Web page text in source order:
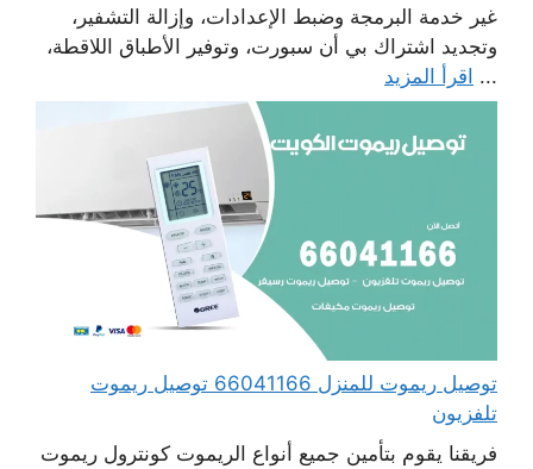
غير خدمة البرمجة وضبط الإعدادات، وإزالة التشفير،
وتجديد اشتراك بي أن سبورت، وتوفير الأطباق اللاقطة،
... اقرأ المزيد
توصيل ريموت للمنزل 66041166 توصيل ريموت
تلفزيون
فريقنا يقوم بتأمين جميع أنواع الريموت كونترول ريموت